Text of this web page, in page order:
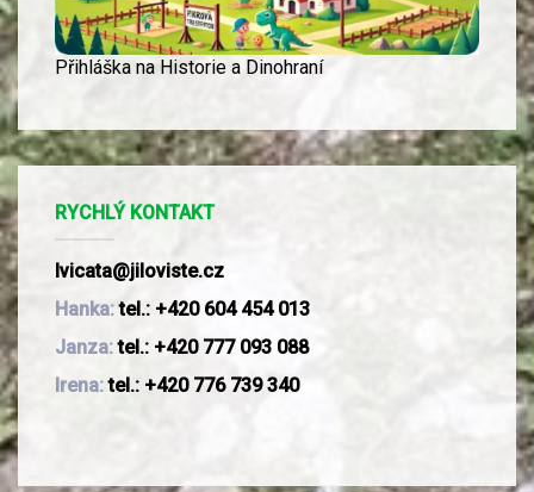
Přihláška na Historie a Dinohraní
RYCHLÝ KONTAKT
lvicata@jiloviste.cz
Hanka:tel.: +420 604 454 013
Janza: tel.: +420 777 093 088
Irena:tel.: +420 776 739 340